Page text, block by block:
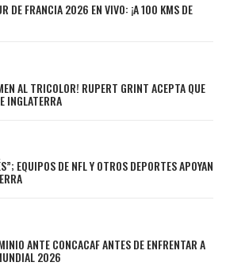
DE FRANCIA 2026 EN VIVO: ¡A 100 KMS DE
AL TRICOLOR! RUPERT GRINT ACEPTA QUE
INGLATERRA
EQUIPOS DE NFL Y OTROS DEPORTES APOYAN
ANTE CONCACAF ANTES DE ENFRENTAR A
2026